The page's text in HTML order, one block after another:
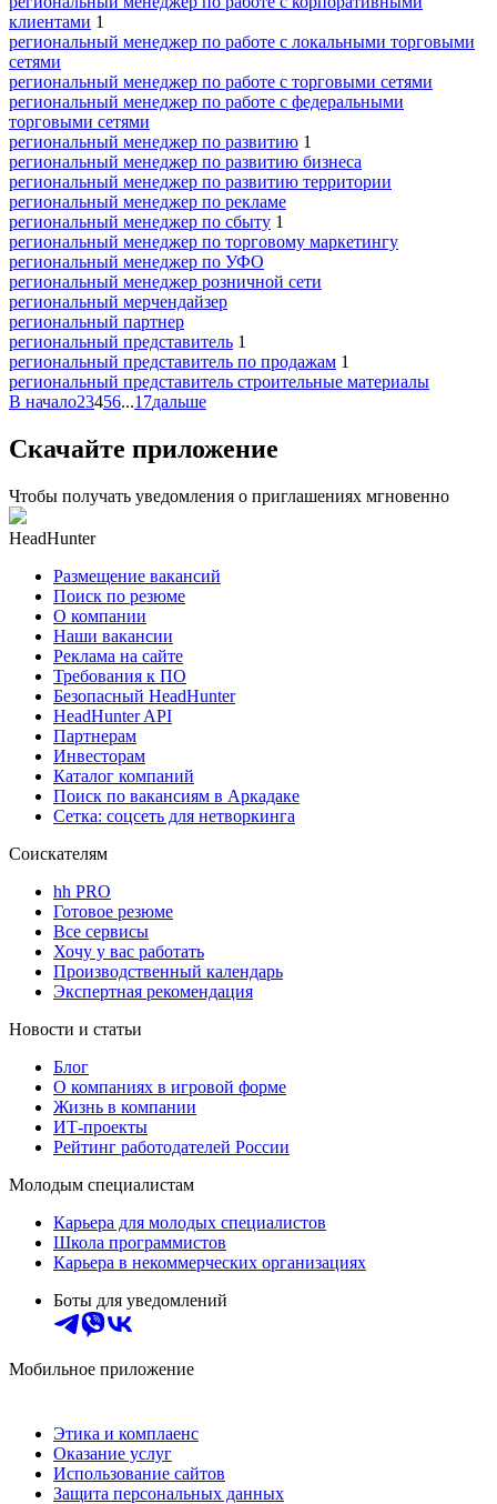
клиентами 1
региональный менеджер по работе с локальными торговыми
сетями
региональный менеджер по работе с торговыми сетями
региональный менеджер по работе с федеральными
торговыми сетями
региональный менеджер по развитию 1
региональный менеджер по развитию бизнеса
региональный менеджер по развитию территории
региональный менеджер по рекламе
региональный менеджер по сбыту 1
региональный менеджер по торговому маркетингу
региональный менеджер по УФО
региональный менеджер розничной сети
региональный мерчендайзер
региональный партнер
региональный представитель 1
региональный представитель по продажам 1
региональный представитель строительные материалы
В начало23456...17дальше
Скачайте приложение
Чтобы получать уведомления о приглашениях мгновенно
HeadHunter
Размещение вакансий
Поиск по резюме
О компании
Наши вакансии
Реклама на сайте
Требования к ПО
Безопасный HeadHunter
HeadHunter API
Партнерам
Инвесторам
Каталог компаний
Поиск по вакансиям в Аркадаке
Сетка: соцсеть для нетворкинга
Соискателям
hh PRO
Готовое резюме
Все сервисы
Хочу у вас работать
Производственный календарь
Экспертная рекомендация
Новости и статьи
Блог
О компаниях в игровой форме
Жизнь в компании
ИТ-проекты
Рейтинг работодателей России
Молодым специалистам
Карьера для молодых специалистов
Школа программистов
Карьера в некоммерческих организациях
Боты для уведомлений
Мобильное приложение
Этика и комплаенс
Оказание услуг
Использование сайтов
Защита персональных данных